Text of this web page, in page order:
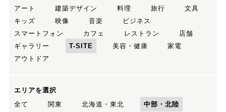
アート
建築デザイン 料理 旅行
文具
キッズ
映像 音楽
ビジネス
スマートフォン
カフェ レストラン
店舗
ギャラリー
T-SITE 美容・健康
家電
アウトドア
エリアを選択
全て
関東 北海道・東北
中部・北陸